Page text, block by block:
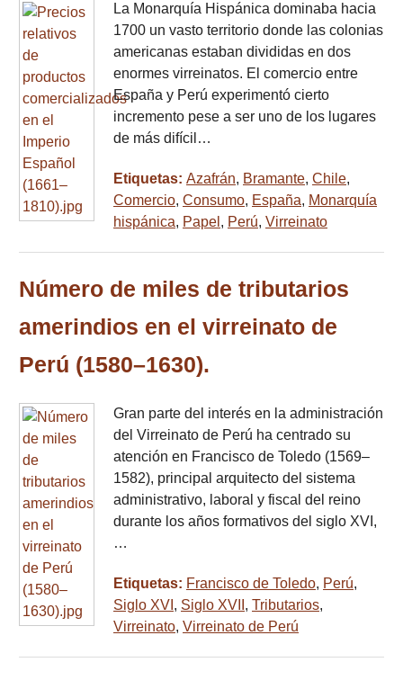
La Monarquía Hispánica dominaba hacia
1700 un vasto territorio donde las colonias
americanas estaban divididas en dos
enormes virreinatos. El comercio entre
España y Perú experimentó cierto
incremento pese a ser uno de los lugares
de más difícil…
Etiquetas: Azafrán, Bramante, Chile,
Comercio, Consumo, España, Monarquía
hispánica, Papel , Perú, Virreinato
Número de miles de tributarios
amerindios en el virreinato de
Perú (1580–1630).
Gran parte del interés en la administración
del Virreinato de Perú ha centrado su
atención en Francisco de Toledo (1569–
1582), principal arquitecto del sistema
administrativo, laboral y fiscal del reino
durante los años formativos del siglo XVI,
…
Etiquetas: Francisco de Toledo, Perú,
Siglo XVI , Siglo XVII , Tributarios,
Virreinato, Virreinato de Perú